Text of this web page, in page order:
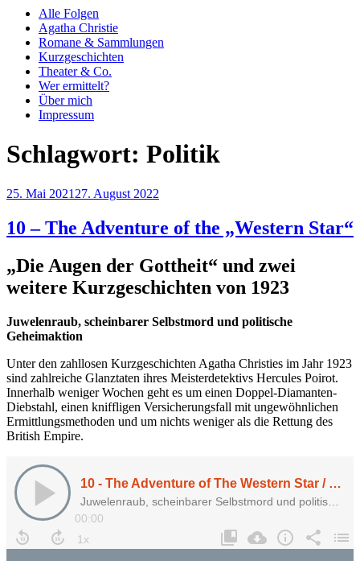
Alle Folgen
Agatha Christie
Romane & Sammlungen
Kurzgeschichten
Theater & Co.
Wer ermittelt?
Über mich
Impressum
Schlagwort: Politik
Veröffentlicht
25. Mai 2021 27. August 2022
10 – The Adventure of the „Western Star“
„Die Augen der Gottheit“ und zwei
weitere Kurzgeschichten von 1923
Juwelenraub, scheinbarer Selbstmord und politische
Geheimaktion
Unter den zahllosen Kurzgeschichten Agatha Christies im Jahr 1923
sind zahlreiche Glanztaten ihres Meisterdetektivs Hercules Poirot.
Innerhalb weniger Wochen geht es um einen Doppel-Diamanten-
Diebstahl, einen kniffligen Versicherungsfall mit ungewöhnlichen
Ermittlungsmethoden und um nichts weniger als die Rettung des
British Empire.